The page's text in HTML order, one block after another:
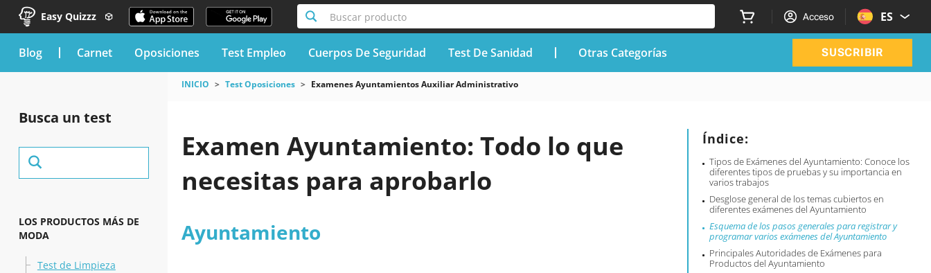
Easy Quizzz Buscar producto Acceso ES
blog Carnet Oposiciones Test Empleo Cuerpos De Seguridad Test De Sanidad Otras Categorías SUSCRIBIR
Busca un test
LOS PRODUCTOS MÁS DE
MODA
Test de Limpieza
INICIO Test Oposiciones Examenes Ayuntamientos Auxiliar Administrativo
Índice:
Tipos de Exámenes del Ayuntamiento: Conoce los
diferentes tipos de pruebas y su importancia en
varios trabajos
Desglose general de los temas cubiertos en
diferentes exámenes del Ayuntamiento
Esquema de los pasos generales para registrar y
programar varios exámenes del Ayuntamiento
Principales Autoridades de Exámenes para
Productos del Ayuntamiento
Examen Ayuntamiento: Todo lo que
necesitas para aprobarlo
Ayuntamiento